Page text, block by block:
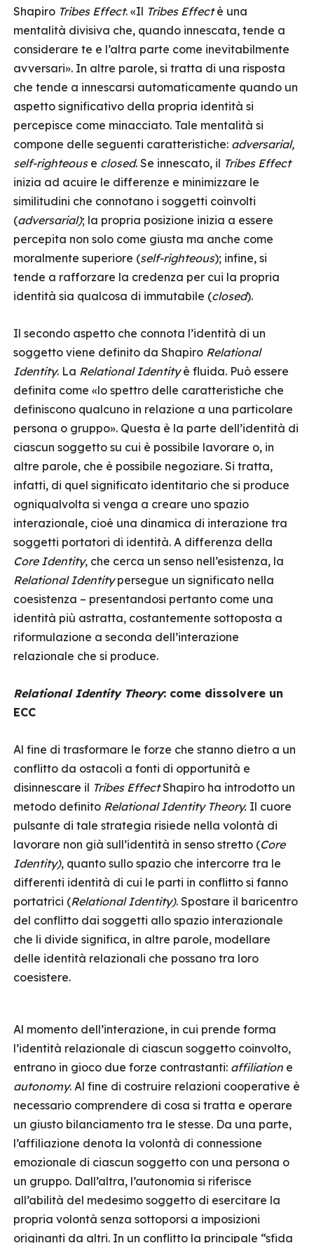
Shapiro Tribes Effect. «Il Tribes Effectè una
mentalità divisiva che, quando innescata, tende a
considerare te e l’altra parte come inevitabilmente
avversari». In altre parole, si tratta di una risposta
che tende a innescarsi automaticamente quando un
aspetto significativo della propria identità si
percepisce come minacciato. Tale mentalità si
compone delle seguenti caratteristiche: adversarial,
self-righteous e closed. Se innescato, il Tribes Effect
inizia ad acuire le differenze e minimizzare le
similitudini che connotano i soggetti coinvolti
(adversarial); la propria posizione inizia a essere
percepita non solo come giusta ma anche come
moralmente superiore (self-righteous); infine, si
tende a rafforzare la credenza per cui la propria
identità sia qualcosa di immutabile (closed).
Il secondo aspetto che connota l’identità di un
soggetto viene definito da Shapiro Relational
Identity. La Relational Identityè fluida. Può essere
definita come «lo spettro delle caratteristiche che
definiscono qualcuno in relazione a una particolare
persona o gruppo». Questa è la parte dell’identità di
ciascun soggetto su cui è possibile lavorare o, in
altre parole, che è possibile negoziare. Si tratta,
infatti, di quel significato identitario che si produce
ogniqualvolta si venga a creare uno spazio
interazionale, cioè una dinamica di interazione tra
soggetti portatori di identità. A differenza della
Core Identity, che cerca un senso nell’esistenza, la
Relational Identitypersegue un significato nella
coesistenza – presentandosi pertanto come una
identità più astratta, costantemente sottoposta a
riformulazione a seconda dell’interazione
relazionale che si produce.
Relational Identity Theory: come dissolvere un
ECC
Al fine di trasformare le forze che stanno dietro a un
conflitto da ostacoli a fonti di opportunità e
disinnescare il Tribes EffectShapiro ha introdotto un
metodo definito Relational Identity Theory. Il cuore
pulsante di tale strategia risiede nella volontà di
lavorare non già sull’identità in senso stretto (Core
Identity), quanto sullo spazio che intercorre tra le
differenti identità di cui le parti in conflitto si fanno
portatrici (Relational Identity). Spostare il baricentro
del conflitto dai soggetti allo spazio interazionale
che li divide significa, in altre parole, modellare
delle identità relazionali che possano tra loro
coesistere.
Al momento dell’interazione, in cui prende forma
l’identità relazionale di ciascun soggetto coinvolto,
entrano in gioco due forze contrastanti: affiliation e
autonomy. Al fine di costruire relazioni cooperative è
necessario comprendere di cosa si tratta e operare
un giusto bilanciamento tra le stesse. Da una parte,
l’affiliazione denota la volontà di connessione
emozionale di ciascun soggetto con una persona o
un gruppo. Dall’altra, l’autonomia si riferisce
all’abilità del medesimo soggetto di esercitare la
propria volontà senza sottoporsi a imposizioni
originanti da altri. In un conflitto la principale “sfida